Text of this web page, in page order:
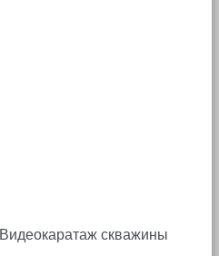
Видеокаратаж скважины